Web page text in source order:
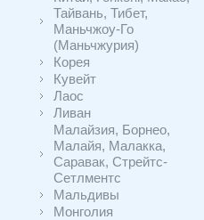
Тайвань, Тибет,
Маньчжоу-Го
(Маньчжурия)
Корея
Кувейт
Лаос
Ливан
Малайзия, Борнео,
Малайя, Малакка,
Саравак, Стрейтс-
Сетлментс
Мальдивы
Монголия